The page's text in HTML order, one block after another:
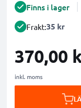
Finns i lager
Frakt:35 kr
370,00
inkl. moms